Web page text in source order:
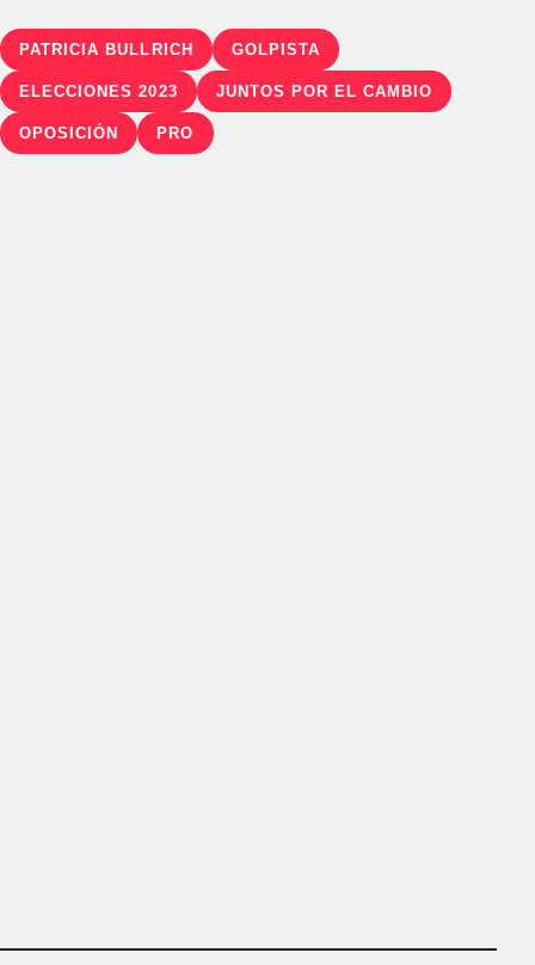
PATRICIA BULLRICH GOLPISTA
ELECCIONES 2023 JUNTOS POR EL CAMBIO
OPOSICIÓN PRO